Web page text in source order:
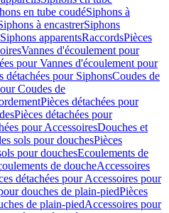
en tube coudéSiphons à
à encastrerSiphons
apparentsRaccordsPièces
Vannes d'écoulement pour
pour Vannes d'écoulement pour
détachées pour SiphonsCoudes de
Coudes de
Pièces détachées pour
Pièces détachées pour
pour AccessoiresDouches et
sols pour douchesPièces
pour douchesEcoulements de
de doucheAccessoires
détachées pour Accessoires pour
douches de plain-piedPièces
de plain-piedAccessoires pour